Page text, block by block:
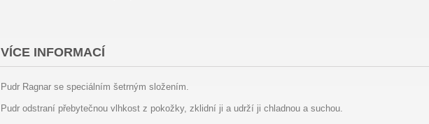
VÍCE INFORMACÍ
Pudr Ragnar se speciálním šetrným složením.
Pudr odstraní přebytečnou vlhkost z pokožky, zklidní ji a udrží ji chladnou a suchou.